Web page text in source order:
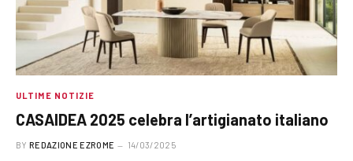
ULTIME NOTIZIE
CASAIDEA 2025 celebra l’artigianato italiano
BY REDAZIONE EZROME 14/03/2025